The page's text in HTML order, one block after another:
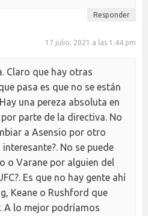
Responder
17 julio, 2021 a las 1:44 pm
Claro que hay otras
pasa es que no se están
una pereza absoluta en
parte de la directiva. No
a Asensio por otro
No se puede
o Varane por alguien del
Es que no hay gente ahí
Keane o Rushford que
A lo mejor podríamos